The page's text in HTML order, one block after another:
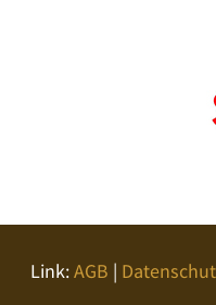
Link:AGB |